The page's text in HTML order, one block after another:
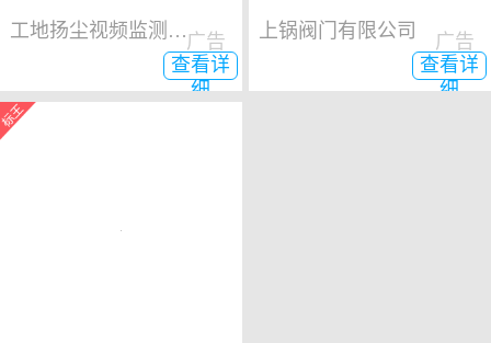
工地扬尘视频监测系统
查看详
细
广告
上锅阀门有限公司
查看详
细
广告